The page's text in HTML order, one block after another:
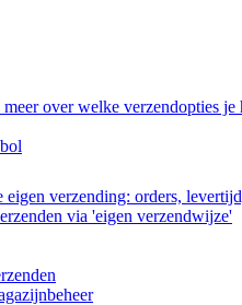
meer over welke verzendopties
eigen verzending: orders,
via 'eigen verzendwijze'